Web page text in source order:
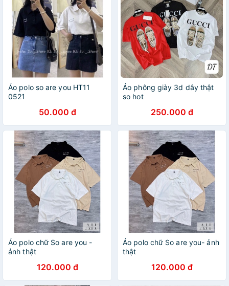
Áo polo so are you HT11
0521
50.000 đ
Áo phông giày 3d dây thật
so hot
250.000 đ
Áo polo chữ So are you -
ảnh thật
120.000 đ
Áo polo chữ So are you- ảnh
thật
120.000 đ